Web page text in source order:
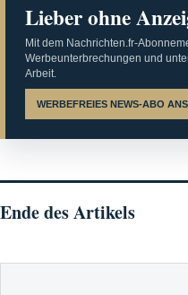
Lieber ohne
Mit dem Nachrichten.fr-
Werbeunterbrechungen und
Arbeit.
WERBEFREIES NEWS-ABO
Ende des Artikels